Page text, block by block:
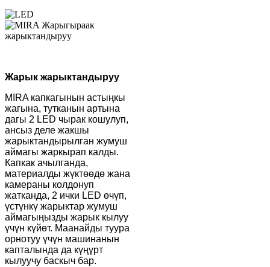
Жарык жарыктандыруу
MIRA капкагынын астыңкы
жагына, тутканын артына
дагы 2 LED чырак кошулуп,
ансыз деле жакшы
жарыктандырылган жумуш
аймагы жаркырап калды.
Капкак ачылганда,
материалды жүктөөдө жана
камераны колдонуп
жатканда, 2 ички LED өчүп,
үстүнкү жарыктар жумуш
аймагыңызды жарык кылуу
үчүн күйөт. Маанайды туура
орнотуу үчүн машинанын
капталында да күңүрт
кылуучу баскыч бар.